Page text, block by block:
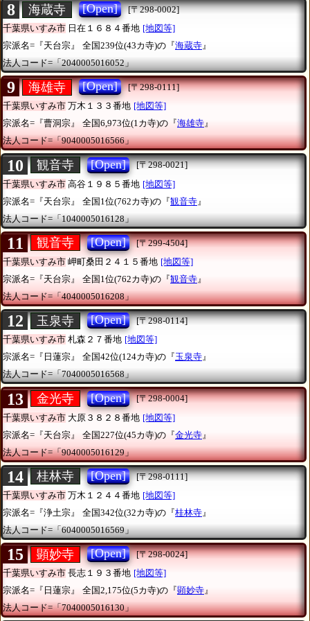
8 海蔵寺 [Open]
[〒298-0002]
千葉県いすみ市 日在１６８４番地 [地図等]
宗派名=『天台宗』
全国239位(43カ寺)の『海蔵寺』
法人コード=「2040005016052」
9 海雄寺 [Open]
[〒298-0111]
千葉県いすみ市 万木１３３番地 [地図等]
宗派名=『曹洞宗』
全国6,973位(1カ寺)の『海雄寺』
法人コード=「9040005016566」
10 観音寺 [Open]
[〒298-0021]
千葉県いすみ市 高谷１９８５番地 [地図等]
宗派名=『天台宗』
全国1位(762カ寺)の『観音寺 』
法人コード=「1040005016128」
11 観音寺 [Open]
[〒299-4504]
千葉県いすみ市 岬町桑田２４１５番地 [地図等]
宗派名=『天台宗』
全国1位(762カ寺)の『観音寺 』
法人コード=「4040005016208」
12 玉泉寺 [Open]
[〒298-0114]
千葉県いすみ市 札森２７番地 [地図等]
宗派名=『日蓮宗』
全国42位(124カ寺)の『玉泉寺』
法人コード=「7040005016568」
13 金光寺 [Open]
[〒298-0004]
千葉県いすみ市 大原３８２８番地 [地図等]
宗派名=『天台宗』
全国227位(45カ寺)の『金光寺 』
法人コード=「9040005016129」
14 桂林寺 [Open]
[〒298-0111]
千葉県いすみ市 万木１２４４番地 [地図等]
宗派名=『浄土宗』
全国342位(32カ寺)の『桂林寺 』
法人コード=「6040005016569」
15 顕妙寺 [Open]
[〒298-0024]
千葉県いすみ市 長志１９３番地 [地図等]
宗派名=『日蓮宗』
全国2,175位(5カ寺)の『顕妙寺』
法人コード=「7040005016130」